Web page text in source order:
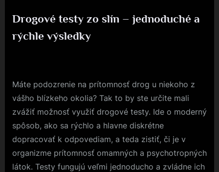
Drogové testy zo slín – jednoduché a
rýchle výsledky
Máte podozrenie na prítomnosť drog u niekoho z
vášho blízkeho okolia? Tak to by ste určite mali
zvážiť možnosť využiť drogové testy. Ide o moderný
spôsob, ako sa rýchlo a hlavne diskrétne
dopracovať k odpovediam, a teda zistiť, či je v
organizme prítomnosť omamných a psychotropných
látok. Testy fungujú veľmi jednoducho a zvládne ich